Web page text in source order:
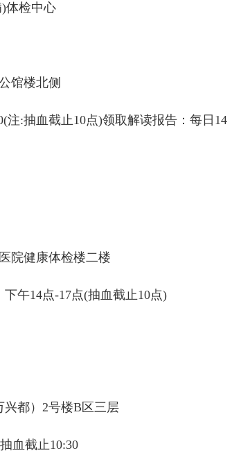
检中心
馆楼北侧
:抽血截止10点)领取解读报告：每日14
院健康体检楼二楼
14点-17点(抽血截止10点)
都）2号楼B区三层
血截止10:30